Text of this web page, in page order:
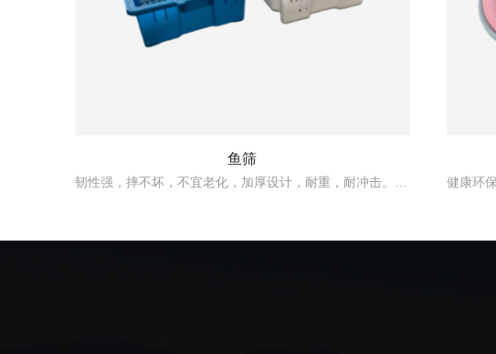
鱼筛